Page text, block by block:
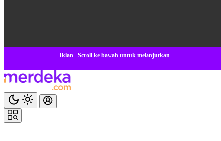
Iklan - Scroll ke bawah untuk melanjutkan